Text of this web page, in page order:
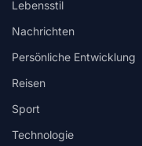
Lebensstil
Nachrichten
Persönliche Entwicklung
Reisen
Sport
Technologie